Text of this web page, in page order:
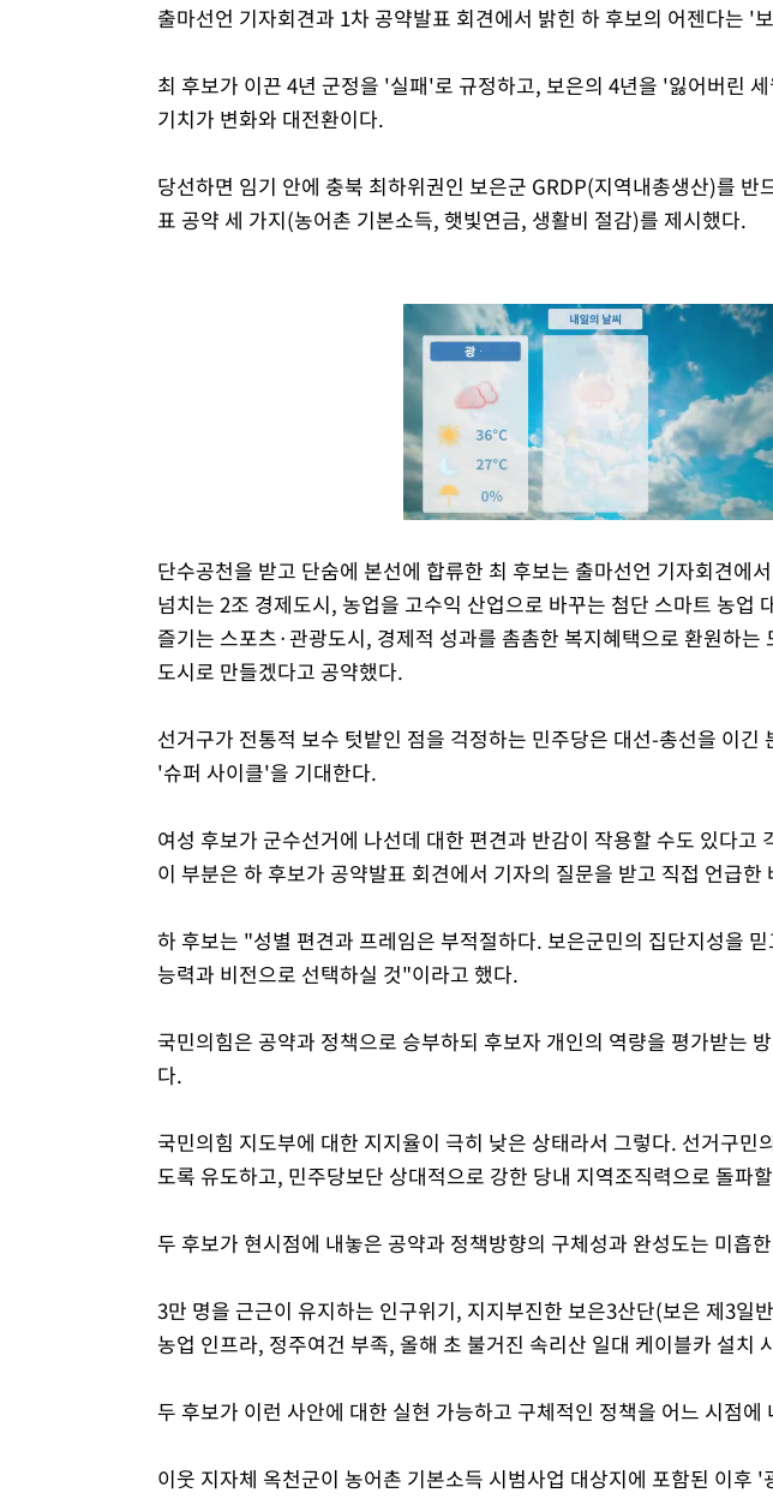
출마선언 기자회견과 1차 공약발표 회견에서 밝힌 하 후보의 어젠다는 '
최 후보가 이끈 4년 군정을 '실패'로 규정하고, 보은의 4년을 '잃어버린
기치가 변화와 대전환이다.
당선하면 임기 안에 충북 최하위권인 보은군 GRDP(지역내총생산)를 반
표 공약 세 가지(농어촌 기본소득, 햇빛연금, 생활비 절감)를 제시했다.
Mute
단수공천을 받고 단숨에 본선에 합류한 최 후보는 출마선언 기자회견에
넘치는 2조 경제도시, 농업을 고수익 산업으로 바꾸는 첨단 스마트 농업
즐기는 스포츠·관광도시, 경제적 성과를 촘촘한 복지혜택으로 환원하는
도시로 만들겠다고 공약했다.
선거구가 전통적 보수 텃밭인 점을 걱정하는 민주당은 대선-총선을 이긴
'슈퍼 사이클'을 기대한다.
여성 후보가 군수선거에 나선데 대한 편견과 반감이 작용할 수도 있다고
이 부분은 하 후보가 공약발표 회견에서 기자의 질문을 받고 직접 언급한
하 후보는 "성별 편견과 프레임은 부적절하다. 보은군민의 집단지성을
능력과 비전으로 선택하실 것"이라고 했다.
국민의힘은 공약과 정책으로 승부하되 후보자 개인의 역량을 평가받는
다.
국민의힘 지도부에 대한 지지율이 극히 낮은 상태라서 그렇다. 선거구민
도록 유도하고, 민주당보단 상대적으로 강한 당내 지역조직력으로 돌파
두 후보가 현시점에 내놓은 공약과 정책방향의 구체성과 완성도는 미흡
3만 명을 근근이 유지하는 인구위기, 지지부진한 보은3산단(보은 제3일
농업 인프라, 정주여건 부족, 올해 초 불거진 속리산 일대 케이블카 설치
두 후보가 이런 사안에 대한 실현 가능하고 구체적인 정책을 어느 시점에
이웃 지자체 옥천군이 농어촌 기본소득 시범사업 대상지에 포함된 이후